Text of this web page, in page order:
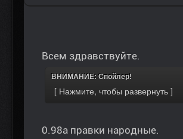
Всем здравствуйте.
ВНИМАНИЕ: Спойлер!
0.98a правки народные.